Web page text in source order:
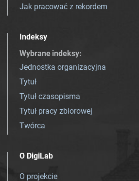
Jak pracować z rekordem
Indeksy
Wybrane indeksy:
Jednostka organizacyjna
Tytuł
Tytuł czasopisma
Tytuł pracy zbiorowej
Twórca
O DigiLab
O projekcie